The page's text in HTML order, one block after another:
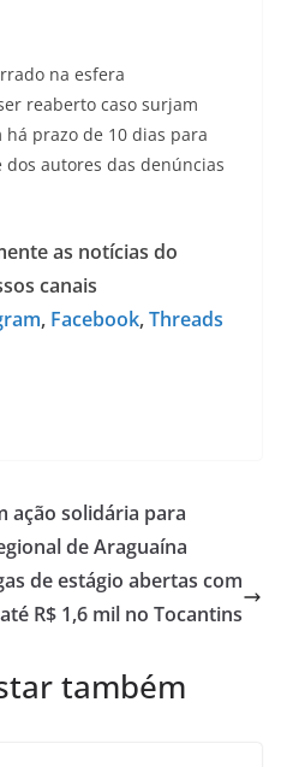
na esfera
reaberto caso surjam
há prazo de 10 dias para
autores das denúncias
as notícias do
canais
, Facebook,Threads
ação solidária para
de Araguaína
de estágio abertas com
R$ 1,6 mil no Tocantins
também